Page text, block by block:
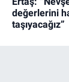
değerlerini
taşıyacağız”